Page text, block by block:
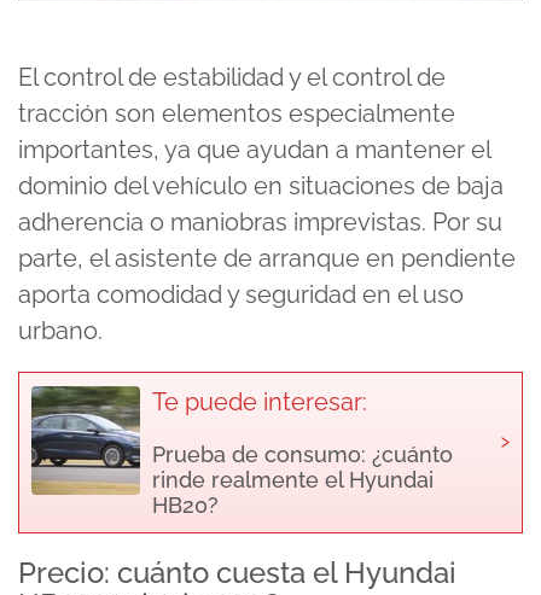
El control de estabilidad y el control de
tracción son elementos especialmente
importantes, ya que ayudan a mantener el
dominio del vehículo en situaciones de baja
adherencia o maniobras imprevistas. Por su
parte, el asistente de arranque en pendiente
aporta comodidad y seguridad en el uso
urbano.
Te puede interesar:
Prueba de consumo: ¿cuánto
rinde realmente el Hyundai
HB20?
›
Precio: cuánto cuesta el Hyundai